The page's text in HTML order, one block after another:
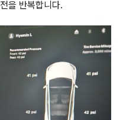
을 반복합니다.